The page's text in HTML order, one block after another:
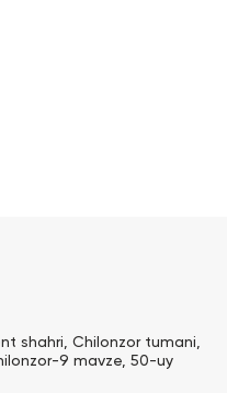
shahri, Chilonzor tumani,
9 mavze, 50-uy